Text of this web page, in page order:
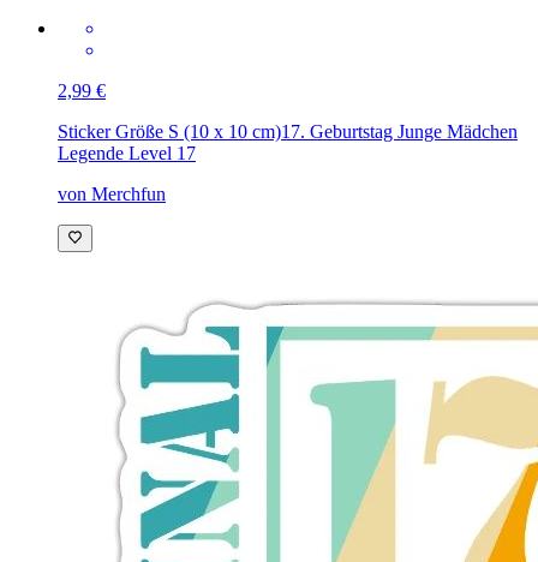
2,99 €
Sticker Größe S (10 x 10 cm)17. Geburtstag Junge Mädchen
Legende Level 17
von Merchfun